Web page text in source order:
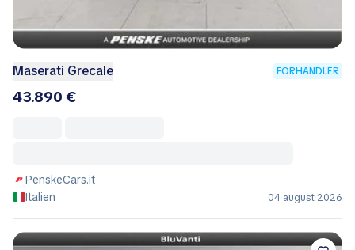
Maserati Grecale FORHANDLER
43.890 €
PenskeCars.it
Italien
04 august 2026